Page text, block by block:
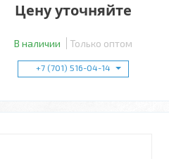
Цену уточняйте
В наличии Только оптом
+7 (701) 516-04-14